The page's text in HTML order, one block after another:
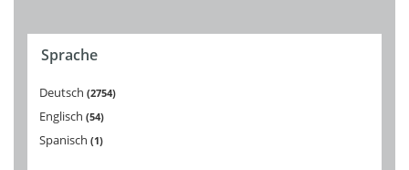
Sprache
Deutsch 2754
Englisch 54
Spanisch 1